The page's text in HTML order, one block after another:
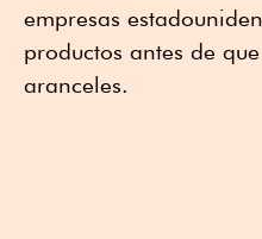
empresas
productos antes de
aranceles.